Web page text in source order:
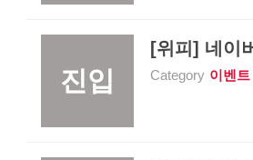
진입
[위피] 네이
Category 이벤트